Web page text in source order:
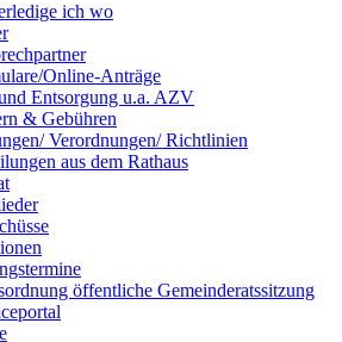
ich wo
Online-Anträge
Entsorgung u.a. AZV
& Gebühren
Verordnungen/ Richtlinien
aus dem Rathaus
öffentliche Gemeinderatssitzung